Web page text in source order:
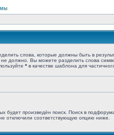
слова, которые должны быть в
не должно. Вы можете разделить слова
* в качестве шаблона для
будет произведён поиск. Поиск в
отключили соответствующую опцию ниже.